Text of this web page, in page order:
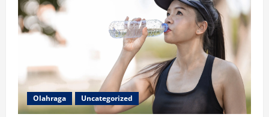
Olahraga Uncategorized